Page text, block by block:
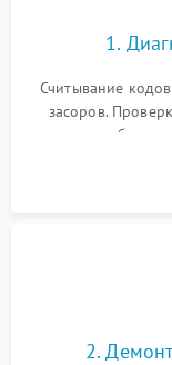
Проблемы с
1.
Считывание
засоров.
жалоб на
2.